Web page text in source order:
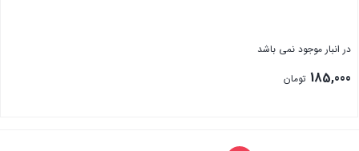
در انبار موجود نمی باشد
185,000 تومان